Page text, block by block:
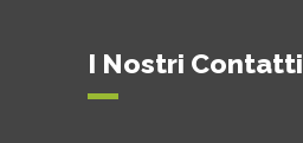
I Nostri Contatti